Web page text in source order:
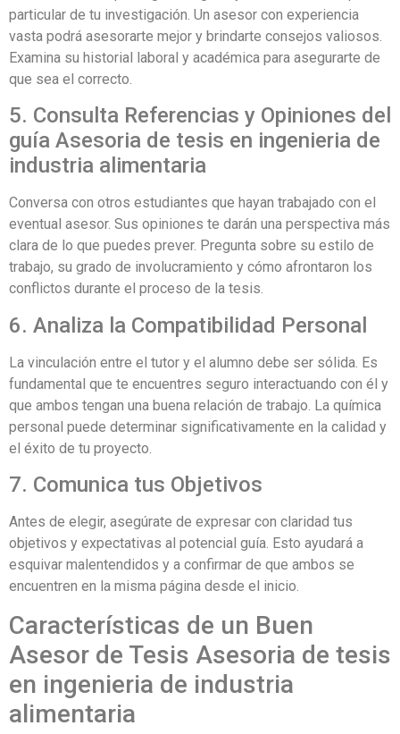
particular de tu investigación. Un asesor con experiencia
vasta podrá asesorarte mejor y brindarte consejos valiosos.
Examina su historial laboral y académica para asegurarte de
que sea el correcto.
5. Consulta Referencias y Opiniones del
guía Asesoria de tesis en ingenieria de
industria alimentaria
Conversa con otros estudiantes que hayan trabajado con el
eventual asesor. Sus opiniones te darán una perspectiva más
clara de lo que puedes prever. Pregunta sobre su estilo de
trabajo, su grado de involucramiento y cómo afrontaron los
conflictos durante el proceso de la tesis.
6. Analiza la Compatibilidad Personal
La vinculación entre el tutor y el alumno debe ser sólida. Es
fundamental que te encuentres seguro interactuando con él y
que ambos tengan una buena relación de trabajo. La química
personal puede determinar significativamente en la calidad y
el éxito de tu proyecto.
7. Comunica tus Objetivos
Antes de elegir, asegúrate de expresar con claridad tus
objetivos y expectativas al potencial guía. Esto ayudará a
esquivar malentendidos y a confirmar de que ambos se
encuentren en la misma página desde el inicio.
Características de un Buen
Asesor de Tesis Asesoria de tesis
en ingenieria de industria
alimentaria